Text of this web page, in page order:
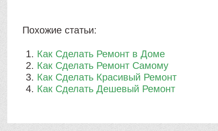
Похожие статьи:
Как Сделать Ремонт в Доме
Как Сделать Ремонт Самому
Как Сделать Красивый Ремонт
Как Сделать Дешевый Ремонт